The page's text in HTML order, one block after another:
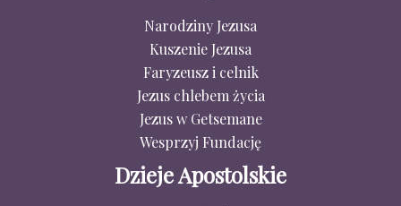
Narodziny Jezusa
Kuszenie Jezusa
Faryzeusz i celnik
Jezus chlebem życia
Jezus w Getsemane
Wesprzyj Fundację
Dzieje Apostolskie